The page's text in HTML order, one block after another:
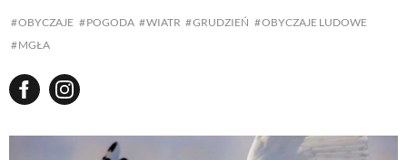
OBYCZAJE POGODA WIATR GRUDZIEŃ
OBYCZAJE LUDOWE
MGŁA